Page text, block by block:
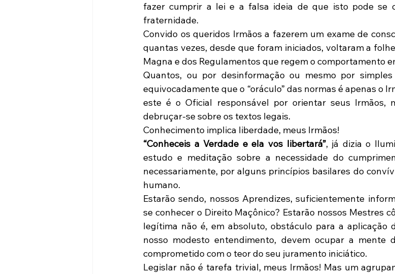
fazer cumprir a lei e a falsa ideia de que isto pode se
fraternidade.
Convido os queridos Irmãos a fazerem um exame de
quantas vezes, desde que foram iniciados, voltaram a
Magna e dos Regulamentos que regem o comportamento
Quantos, ou por desinformação ou mesmo por
equivocadamente que o “oráculo” das normas é apenas o
este é o Oficial responsável por orientar seus Irmãos,
debruçar-se sobre os textos legais.
Conhecimento implica liberdade, meus Irmãos!
“Conheceis a Verdade e ela vos libertará”, já dizia o
estudo e meditação sobre a necessidade do
necessariamente, por alguns princípios basilares do
humano.
Estarão sendo, nossos Aprendizes, suficientemente
se conhecer o Direito Maçônico? Estarão nossos Mestres
legítima não é, em absoluto, obstáculo para a aplicação
nosso modesto entendimento, devem ocupar a mente
comprometido com o teor do seu juramento iniciático.
Legislar não é tarefa trivial, meus Irmãos! Mas um